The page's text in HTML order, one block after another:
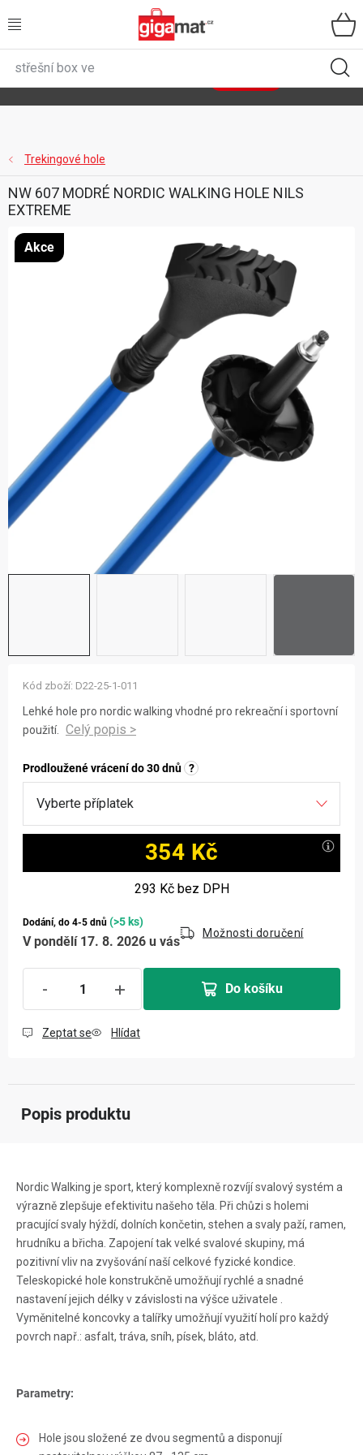
na
VŠECHNY KATEGORIE
ZAHRADA
DÍLNA
ÚLOŽNÉ BOXY
OSTATNÍ
12 důvodů proč Gigamat Možnosti dopravy
Hodnocení obchodu
Trekingové hole
Lehké hole pro nordic walking vhodné pro rekreační i sportovní
použití.
Prodloužené vrácení do 30 dnů ?
354 Kč
293 Kčbez DPH
Dodání, do 4-5 dnů (>5 ks)
V pondělí 17. 8. 2026 u vás
Možnosti doručení
Do košíku
Kód zboží: D22-25-1-011
Zeptat se Hlídat
NW 607 MODRÉ NORDIC WALKING HOLE NILS
EXTREME
Akce
Popis produktu
Nordic Walking je sport, který komplexně rozvíjí svalový systém a
výrazně zlepšuje efektivitu našeho těla. Při chůzi s holemi
pracující svaly hýždí, dolních končetin, stehen a svaly paží, ramen,
hrudníku a břicha. Zapojení tak velké svalové skupiny, má
pozitivní vliv na zvyšování naší celkové fyzické kondice.
Teleskopické hole konstrukčně umožňují rychlé a snadné
nastavení jejich délky v závislosti na výšce uživatele .
Vyměnitelné koncovky a talířky umožňují využití holí pro každý
povrch např.: asfalt, tráva, sníh, písek, bláto, atd.
Parametry:
Hole jsou složené ze dvou segmentů a disponují